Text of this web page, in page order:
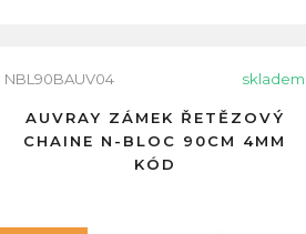
NBL90BAUV04 skladem
AUVRAY ZÁMEK ŘETĚZOVÝ
CHAINE N-BLOC 90CM 4MM
KÓD